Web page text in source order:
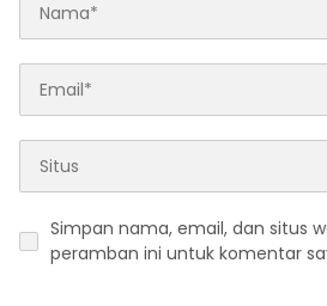
Simpan nama, email, dan situs
peramban ini untuk komentar